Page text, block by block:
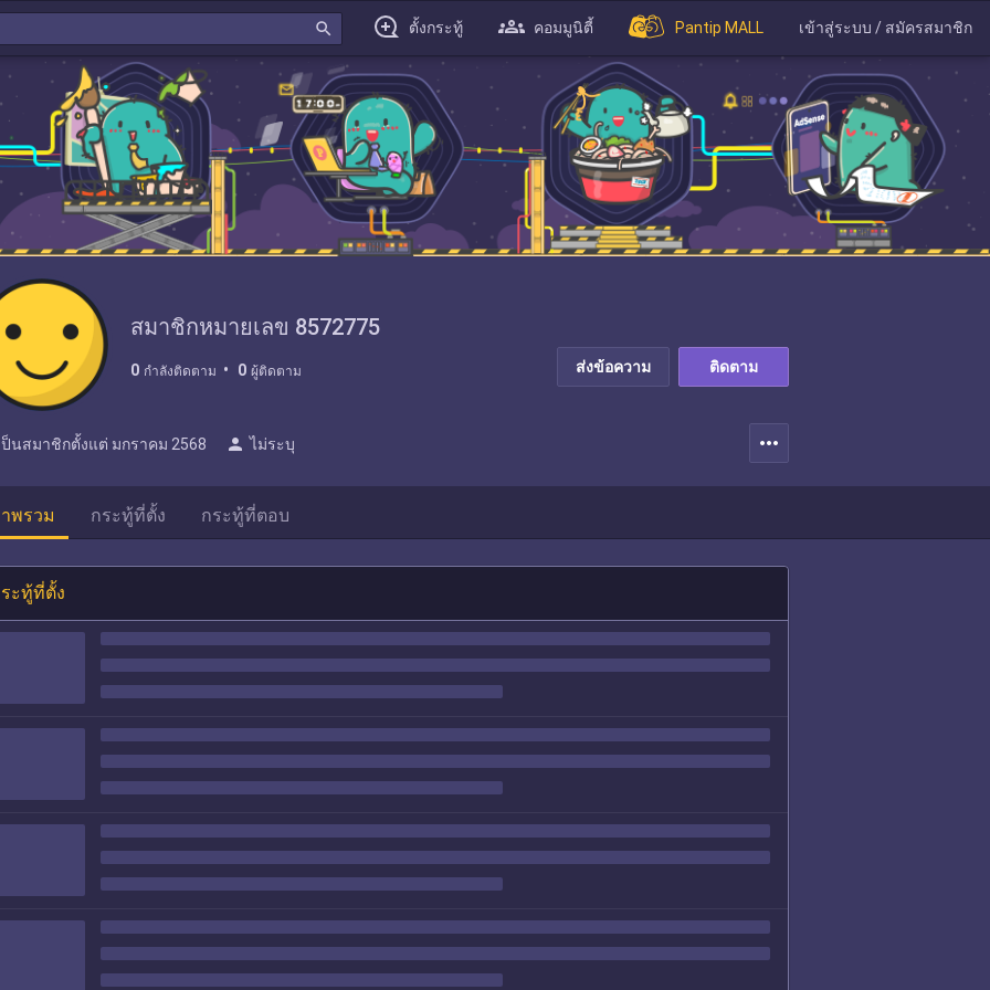
search ตั้งกระทู้ คอมมูนิตี้ Pantip MALL เข้าสู่ระบบ / สมัครสมาชิก
สมาชิกหมายเลข 8572775
0 กำลังติดตาม 0 ผู้ติดตาม ส่งข้อความ ติดตาม
ป็นสมาชิกตั้งแต่ มกราคม 2568 person ไม่ระบุ more_horiz
พรวม กระทู้ที่ตั้ง กระทู้ที่ตอบ
ะทู้ที่ตั้ง